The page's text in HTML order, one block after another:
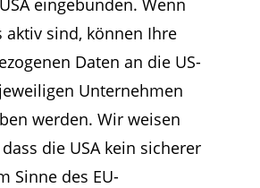
eingebunden. Wenn
aktiv sind, können Ihre
Daten an die US-
Unternehmen
werden. Wir weisen
die USA kein sicherer
Sinne des EU-